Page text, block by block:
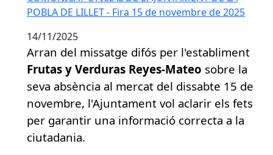
POBLA DE LILLET - Fira 15 de novembre de 2025
14/11/2025
Arran del missatge difós per l'establiment
Frutas y Verduras Reyes-Mateo sobre la
seva absència al mercat del dissabte 15 de
novembre, l'Ajuntament vol aclarir els fets
per garantir una informació correcta a la
ciutadania.